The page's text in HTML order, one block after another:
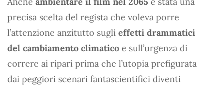
precisa scelta del regista che voleva porre
l’attenzione anzitutto sugli effetti drammatici
del cambiamento climatico e sull’urgenza di
correre ai ripari prima che l’utopia prefigurata
dai peggiori scenari fantascientifici diventi